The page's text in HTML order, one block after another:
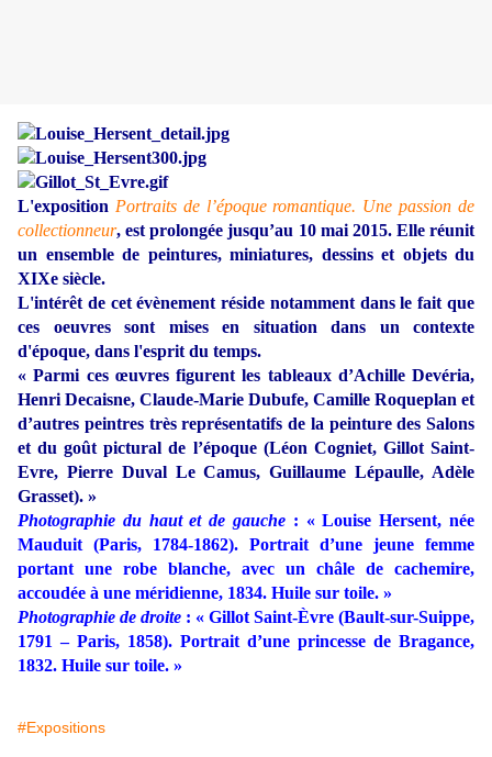
L'exposition Portraits de l’époque romantique. Une passion de
collectionneur, est prolongée jusqu’au 10 mai 2015. Elle réunit
un ensemble de peintures, miniatures, dessins et objets du
XIXe siècle.
L'intérêt de cet évènement réside notamment dans le fait que
ces oeuvres sont mises en situation dans un contexte
d'époque, dans l'esprit du temps.
« Parmi ces œuvres figurent les tableaux d’Achille Devéria,
Henri Decaisne, Claude-Marie Dubufe, Camille Roqueplan et
d’autres peintres très représentatifs de la peinture des Salons
et du goût pictural de l’époque (Léon Cogniet, Gillot Saint-
Evre, Pierre Duval Le Camus, Guillaume Lépaulle, Adèle
Grasset). »
Photographie du haut et de gauche : « Louise Hersent, née
Mauduit (Paris, 1784-1862). Portrait d’une jeune femme
portant une robe blanche, avec un châle de cachemire,
accoudée à une méridienne, 1834. Huile sur toile. »
Photographie de droite : « Gillot Saint-Èvre (Bault-sur-Suippe,
1791 – Paris, 1858). Portrait d’une princesse de Bragance,
1832. Huile sur toile. »
#Expositions